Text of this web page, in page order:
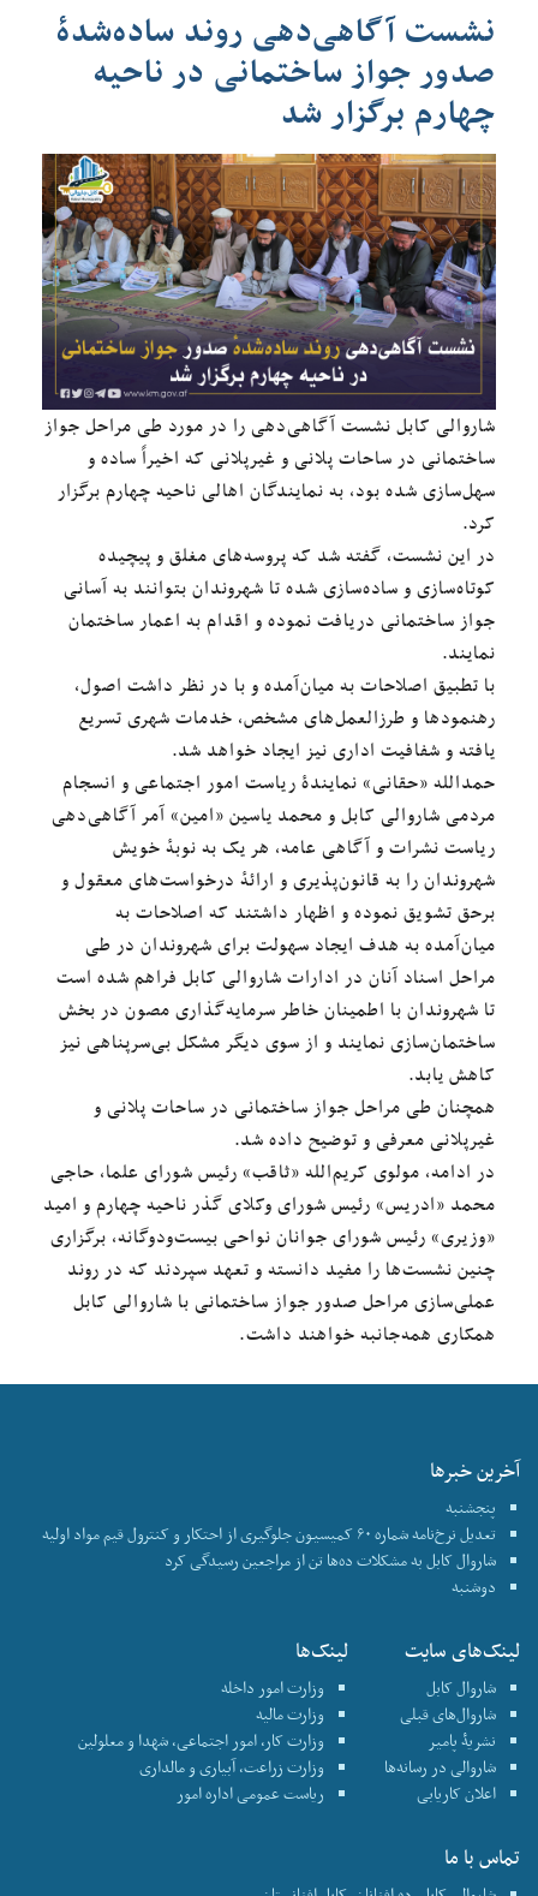
نشست آگاهی‌دهی روند ساده‌شدهٔ
صدور جواز ساختمانی در ناحیه
چهارم برگزار شد
شاروالی کابل نشست آگاهی‌دهی را در مورد طی مراحل جواز
ساختمانی در ساحات پلانی و غیرپلانی که اخیراً ساده و
سهل‌سازی شده بود، به نمایندگان اهالی ناحیه چهارم برگزار
کرد.
در این نشست، گفته شد که پروسه‌های مغلق و پیچیده
کوتاه‌سازی و ساده‌سازی شده تا شهروندان بتوانند به آسانی
جواز ساختمانی دریافت نموده و اقدام به اعمار ساختمان
نمایند.
با تطبیق اصلاحات به میان‌آمده و با در نظر داشت اصول،
رهنمودها و طرزالعمل‌های مشخص، خدمات شهری تسریع
یافته و شفافیت اداری نیز ایجاد خواهد شد.
حمدالله «حقانی» نمایندهٔ ریاست امور اجتماعی و انسجام
مردمی شاروالی کابل و محمد یاسین «امین» آمر آگاهی‌دهی
ریاست نشرات و آگاهی عامه، هر یک به نوبهٔ خویش
شهروندان را به قانون‌پذیری و ارائهٔ درخواست‌های معقول و
برحق تشویق نموده و اظهار داشتند که اصلاحات به
میان‌آمده به هدف ایجاد سهولت برای شهروندان در طی
مراحل اسناد آنان در ادارات شاروالی کابل فراهم شده است
تا شهروندان با اطمینان خاطر سرمایه‌گذاری مصون در بخش
ساختمان‌سازی نمایند و از سوی دیگر مشکل بی‌سرپناهی نیز
کاهش یابد.
همچنان طی مراحل جواز ساختمانی در ساحات پلانی و
غیرپلانی معرفی و توضیح داده شد.
در ادامه، مولوی کریم‌الله «ثاقب» رئیس شورای علما، حاجی
محمد «ادریس» رئیس شورای وکلای گذر ناحیه چهارم و امید
«وزیری» رئیس شورای جوانان نواحی بیست‌ودوگانه، برگزاری
چنین نشست‌ها را مفید دانسته و تعهد سپردند که در روند
عملی‌سازی مراحل صدور جواز ساختمانی با شاروالی کابل
همکاری همه‌جانبه خواهند داشت.
آخرین خبرها
پنجشنبه
تعدیل نرخ‌نامه شماره ۶۰ کمیسیون جلوگیری از احتکار و کنترول قیم مواد اولیه
شاروال کابل به مشکلات ده‌ها تن از مراجعین رسیدگی کرد
دوشنبه
لینک‌های سایت
شاروال کابل
شاروال‌های قبلی
نشریۀ پامیر
شاروالی در رسانه‌ها
اعلان کاریابی
لینک‌ها
وزارت امور داخله
وزارت مالیه
وزارت کار، امور اجتماعی، شهدا و معلولین
وزارت زراعت، آبیاری و مالداری
ریاست عمومی اداره امور
تماس با ما